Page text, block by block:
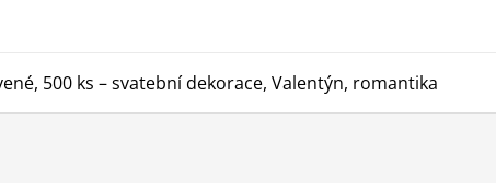
500 ks – svatební dekorace, Valentýn, romantika